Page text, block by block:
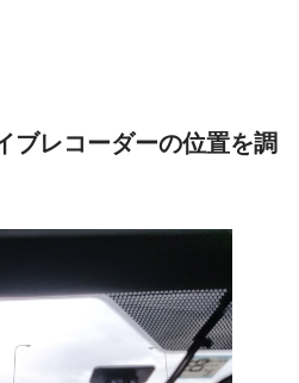
ブレコーダーの位置を調